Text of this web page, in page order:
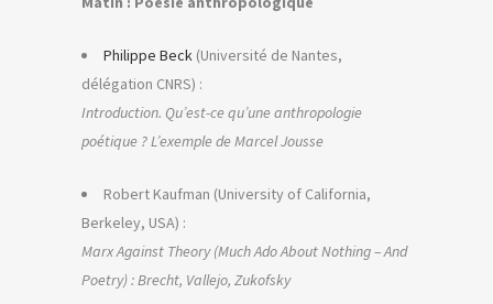
Philippe Beck (Université de Nantes,
délégation CNRS) :
Introduction. Qu’est-ce qu’une anthropologie
poétique ? L’exemple de Marcel Jousse
Robert Kaufman (University of California,
Berkeley, USA) :
Marx Against Theory (Much Ado About Nothing – And
Poetry) : Brecht, Vallejo, Zukofsky